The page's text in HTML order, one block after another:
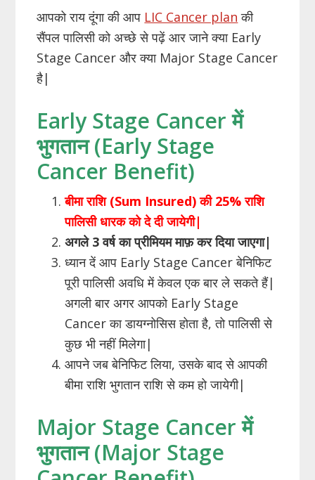
आपको राय दूंगा की आप LIC Cancer plan की
सैंपल पालिसी को अच्छे से पढ़ें आर जाने क्या Early
Stage Cancer और क्या Major Stage Cancer
है|
Early Stage Cancer में
भुगतान (Early Stage
Cancer Benefit)
बीमा राशि (Sum Insured) की 25% राशि
पालिसी धारक को दे दी जायेगी|
अगले 3 वर्ष का प्रीमियम माफ़ कर दिया जाएगा|
ध्यान दें आप Early Stage Cancer बेनिफिट
पूरी पालिसी अवधि में केवल एक बार ले सकते हैं|
अगली बार अगर आपको Early Stage
Cancer का डायग्नोसिस होता है, तो पालिसी से
कुछ भी नहीं मिलेगा|
आपने जब बेनिफिट लिया, उसके बाद से आपकी
बीमा राशि भुगतान राशि से कम हो जायेगी|
Major Stage Cancer में
भुगतान (Major Stage